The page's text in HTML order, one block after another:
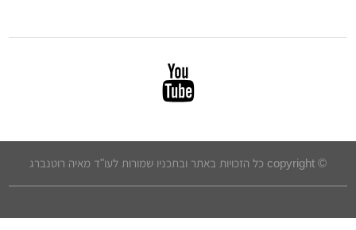
© copyright כל הזכויות באתר ובתכניו שמורות לעו"ד מאיה רוטנברג